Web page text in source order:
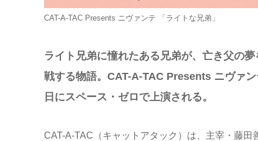
CAT-A-TAC Presents ニヴァンテ 「ライトな兄弟」
ライト兄弟に憧れたある兄弟が、亡き父の
戦する物語。CAT-A-TAC Presents ニヴァ
日にスペース・ゼロで上演される。
CAT-A-TAC（キャットアタック）は、主宰・藤